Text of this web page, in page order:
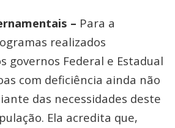
– Para a
realizados
governos Federal e Estadual
com deficiência ainda não
das necessidades deste
Ela acredita que,